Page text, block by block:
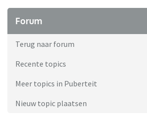
Forum
Terug naar forum
Recente topics
Meer topics in Puberteit
Nieuw topic plaatsen